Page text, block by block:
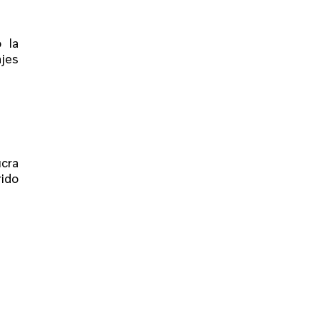
la